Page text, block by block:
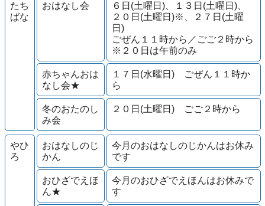
たち
ばな
おはなし会
６日(土曜日)、１３日(土曜日)、
２０日(土曜日)※、２７日(土曜
日)
ごぜん１１時から／ごご２時から
※２０日は午前のみ
赤ちゃんおは
なし会★
１７日(水曜日) ごぜん１１時か
ら
冬のおたのし
み会
２０日(土曜日) ごご２時から
やひ
ろ
おはなしのじ
かん
今月のおはなしのじかんはお休み
です
おひざでえほ
ん★
今月のおひざでえほんはお休みで
す